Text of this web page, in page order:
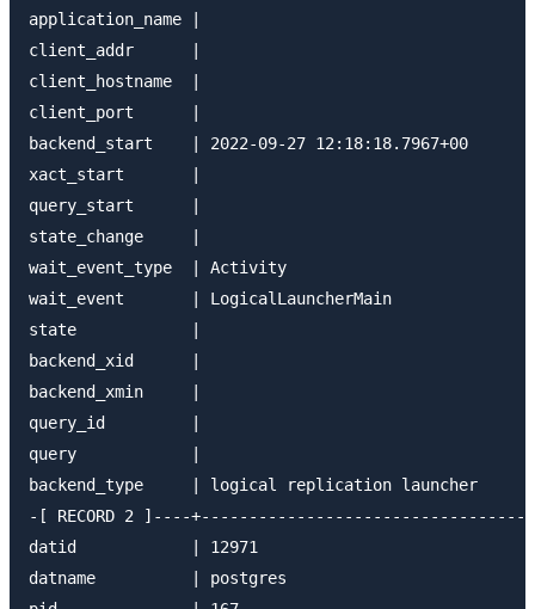
application_name |
client_addr      |
client_hostname  |
client_port      |
backend_start    | 2022-09-27 12:18:18.7967+00
xact_start       |
query_start      |
state_change     |
wait_event_type  | Activity
wait_event       | LogicalLauncherMain
state            |
backend_xid      |
backend_xmin     |
query_id         |
query            |
backend_type     | logical replication launcher
-[ RECORD 2 ]----
datid            | 12971
datname          | postgres